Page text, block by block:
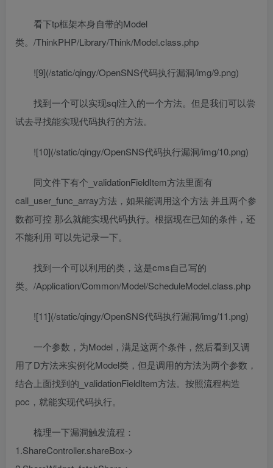
看下tp框架本身自带的Model
类。/ThinkPHP/Library/Think/Model.class.php
![9](/static/qingy/OpenSNS代码执行漏洞/img/9.png)
找到一个可以实现sql注入的一个方法。但是我们可以尝
试去寻找能实现代码执行的方法。
![10](/static/qingy/OpenSNS代码执行漏洞/img/10.png)
同文件下有个_validationFieldItem方法里面有
call_user_func_array方法，如果能调用这个方法 并且两个参
数都可控 那么就能实现代码执行。根据现在已知的条件，还
不能利用 可以先记录一下。
找到一个可以利用的类，这是cms自己写的
类。/Application/Common/Model/ScheduleModel.class.php
![11](/static/qingy/OpenSNS代码执行漏洞/img/11.png)
一个参数，为Model，满足这两个条件，然后看到又调
用了D方法来实例化Model类，但是调用的方法为两个参数，
结合上面找到的_validationFieldItem方法。按照流程构造
poc，就能实现代码执行。
梳理一下漏洞触发流程：
1.ShareController.shareBox->